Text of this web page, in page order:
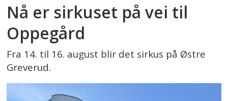
Nå er sirkuset på vei til
Oppegård
Fra 14. til 16. august blir det sirkus på Østre
Greverud.